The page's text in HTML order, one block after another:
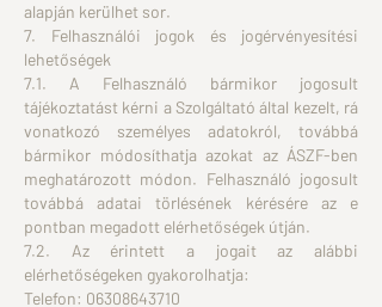
alapján kerülhet sor.
7. Felhasználói jogok és jogérvényesítési
lehetőségek
7.1. A Felhasználó bármikor jogosult
tájékoztatást kérni a Szolgáltató által kezelt, rá
vonatkozó személyes adatokról, továbbá
bármikor módosíthatja azokat az ÁSZF-ben
meghatározott módon. Felhasználó jogosult
továbbá adatai törlésének kérésére az e
pontban megadott elérhetőségek útján.
7.2. Az érintett a jogait az alábbi
elérhetőségeken gyakorolhatja:
Telefon: 06308643710